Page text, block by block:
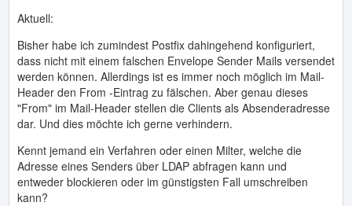
Aktuell:
Bisher habe ich zumindest Postfix dahingehend konfiguriert,
dass nicht mit einem falschen Envelope Sender Mails versendet
werden können. Allerdings ist es immer noch möglich im Mail-
Header den From -Eintrag zu fälschen. Aber genau dieses
"From" im Mail-Header stellen die Clients als Absenderadresse
dar. Und dies möchte ich gerne verhindern.
Kennt jemand ein Verfahren oder einen Milter, welche die
Adresse eines Senders über LDAP abfragen kann und
entweder blockieren oder im günstigsten Fall umschreiben
kann?